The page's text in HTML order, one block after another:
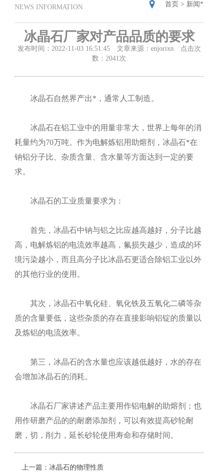
NEWS INFORMATION 首页 > 新闻*
冰晶石厂家对产品品质的要求
发布时间：2022-11-03 16:51:45 文章来源：enjorixn 点击次
数：2041次
冰晶石自然界产出*，通常人工制造。
冰晶石在铝工业中的用量非常大，世界上每年的消
耗量约为70万吨。作为电解炼铝用助熔剂，冰晶石*在
钠铝分子比、杂质含量、含水量等方面达到一定的要
求。
冰晶石的工业质量要求为：
首先，冰晶石中钠与铝之比应越高越好，分子比越
高，电解炼铝的电流效率越高，氟损失越少，造成的环
境污染越小，而且高分子比冰晶石更适合除铝工业以外
的其他行业的使用。
其次，冰晶石中氧化硅、氧化铁及五氧化二磷等杂
质的含量要低，这些杂质的存在直接影响铝锭的质量以
及炼铝的电流效率。
第三，冰晶石的含水量也应该越低越好，水的存在
会增加冰晶石的消耗。
冰晶石厂家讲述产品主要用作铝电解的助熔剂；也
用作研磨产品的的耐磨添加剂，可以有效提高砂轮耐
磨，切，削力，延长砂轮使用寿命和存储时间。
上一篇： 冰晶石的物理性质